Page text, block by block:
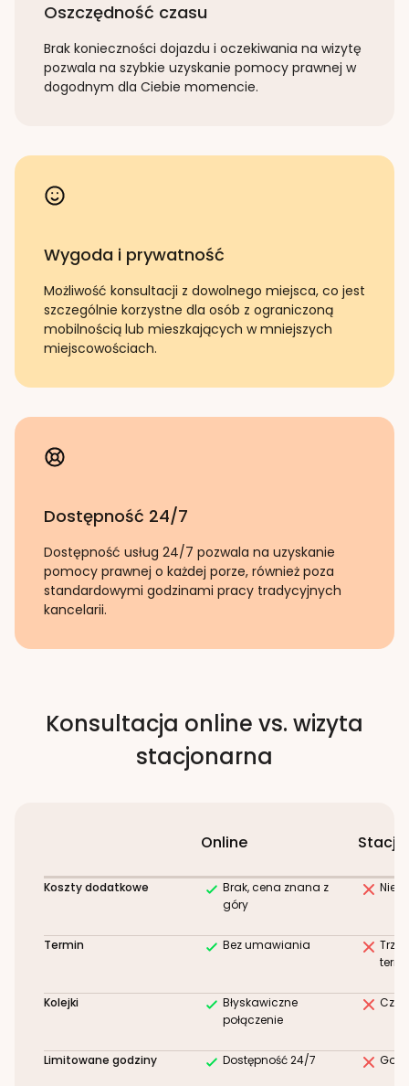
Oszczędność czasu
Brak konieczności dojazdu i oczekiwania na wizytę
pozwala na szybkie uzyskanie pomocy prawnej w
dogodnym dla Ciebie momencie.
Wygoda i prywatność
Możliwość konsultacji z dowolnego miejsca, co jest
szczególnie korzystne dla osób z ograniczoną
mobilnością lub mieszkających w mniejszych
miejscowościach.
Dostępność 24/7
Dostępność usług 24/7 pozwala na uzyskanie
pomocy prawnej o każdej porze, również poza
standardowymi godzinami pracy tradycyjnych
kancelarii.
Konsultacja online vs. wizyta
stacjonarna
Online
Koszty dodatkowe
Brak, cena znana z
góry
Termin Bez umawiania
Kolejki
Błyskawiczne
połączenie
Limitowane godziny Dostępność 24/7